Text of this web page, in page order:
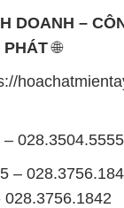
DOANH –
🌐
028.3504.5555
–